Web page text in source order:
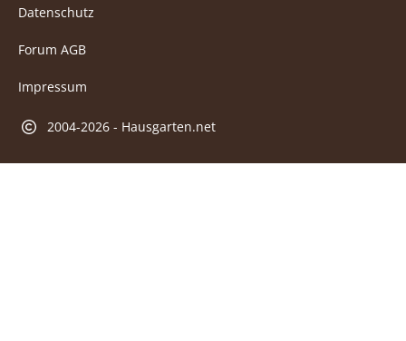
Datenschutz
Forum AGB
Impressum
2004-2026 - Hausgarten.net